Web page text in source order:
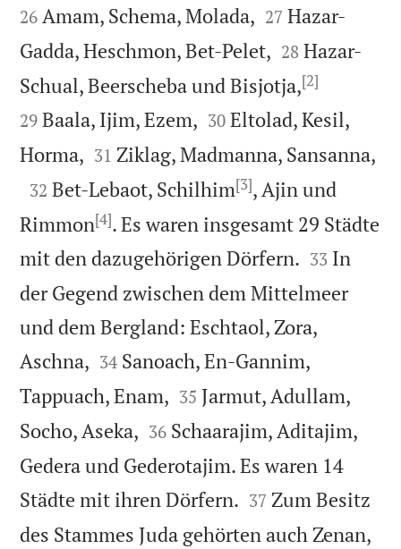
26 Amam, Schema, Molada, 

27 Hazar-
Gadda, Heschmon, Bet-Pelet, 

28 Hazar-
Schual, Beerscheba und Bisjotja,[2]
29 Baala, Ijim, Ezem, 

30 Eltolad, Kesil,
Horma, 

31 Ziklag, Madmanna, Sansanna,

32 Bet-Lebaot, Schilhim[3], Ajin und
Rimmon[4]. Es waren insgesamt 29 Städte
mit den dazugehörigen Dörfern. 

33 In
der Gegend zwischen dem Mittelmeer
und dem Bergland: Eschtaol, Zora,
Aschna, 

34 Sanoach, En-Gannim,
Tappuach, Enam, 

35 Jarmut, Adullam,
Socho, Aseka, 

36 Schaarajim, Aditajim,
Gedera und Gederotajim. Es waren 14
Städte mit ihren Dörfern. 

37 Zum Besitz
des Stammes Juda gehörten auch Zenan,